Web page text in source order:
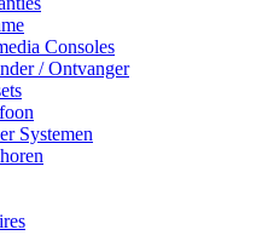
Consoles
/ Ontvanger
Systemen